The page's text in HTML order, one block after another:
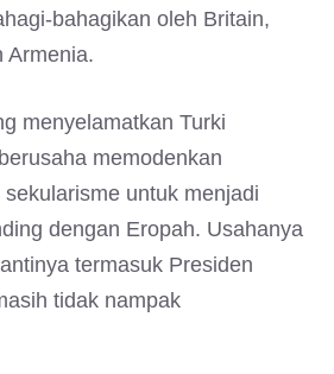
bahagikan oleh Britain,
Armenia.
menyelamatkan Turki
memodenkan
untuk menjadi
dengan Eropah. Usahanya
termasuk Presiden
tidak nampak